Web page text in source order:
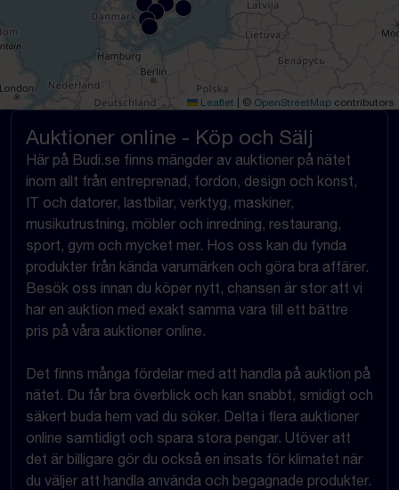
Leaflet © OpenStreetMap contributors
Auktioner online - Köp och Sälj
Här på Budi.se finns mängder av auktioner på nätet
inom allt från entreprenad, fordon, design och konst,
IT och datorer, lastbilar, verktyg, maskiner,
musikutrustning, möbler och inredning, restaurang,
sport, gym och mycket mer. Hos oss kan du fynda
produkter från kända varumärken och göra bra affärer.
Besök oss innan du köper nytt, chansen är stor att vi
har en auktion med exakt samma vara till ett bättre
pris på våra auktioner online.
Det finns många fördelar med att handla på auktion på
nätet. Du får bra överblick och kan snabbt, smidigt och
säkert buda hem vad du söker. Delta i flera auktioner
online samtidigt och spara stora pengar. Utöver att
det är billigare gör du också en insats för klimatet när
du väljer att handla använda och begagnade produkter.